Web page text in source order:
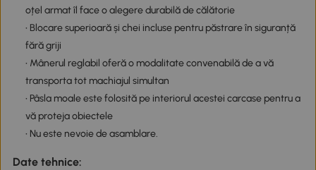
oțel armat îl face o alegere durabilă de călătorie
• Blocare superioară și chei incluse pentru păstrare în siguranță
fără griji
• Mânerul reglabil oferă o modalitate convenabilă de a vă
transporta tot machiajul simultan
• Pâsla moale este folosită pe interiorul acestei carcase pentru a
vă proteja obiectele
• Nu este nevoie de asamblare.
Date tehnice: